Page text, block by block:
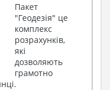
Пакет
"Геодезія" це
комплекс
розрахунків,
які
дозволяють
грамотно